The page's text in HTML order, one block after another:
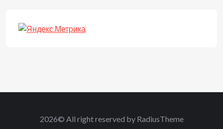
2026© All right reserved by RadiusTheme